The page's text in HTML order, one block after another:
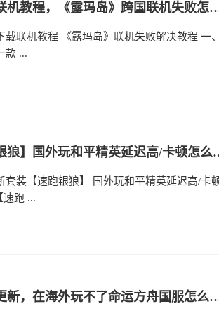
休闲游戏《露玛岛》下载联机教程，《露玛岛
联机教程 《露玛岛》联机失败解决教程 一、
款 ...
和平精英全新套装【速
套装【速跑银狼】 国外玩和平精英延迟高/卡
速跑 ...
命运方舟近期改动、活动更新，在海外玩不